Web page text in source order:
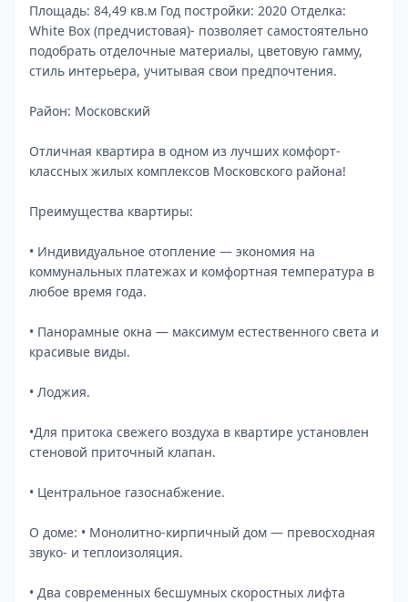
Площадь: 84,49 кв.м Год постройки: 2020 Отделка:
White Box (предчистовая)- позволяет самостоятельно
подобрать отделочные материалы, цветовую гамму,
стиль интерьера, учитывая свои предпочтения.
Район: Московский
Отличная квартира в одном из лучших комфорт-
классных жилых комплексов Московского района!
Преимущества квартиры:
• Индивидуальное отопление — экономия на
коммунальных платежах и комфортная температура в
любое время года.
• Панорамные окна — максимум естественного света и
красивые виды.
• Лоджия.
•Для притока свежего воздуха в квартире установлен
стеновой приточный клапан.
• Центральное газоснабжение.
О доме: • Монолитно-кирпичный дом — превосходная
звуко- и теплоизоляция.
• Два современных бесшумных скоростных лифта